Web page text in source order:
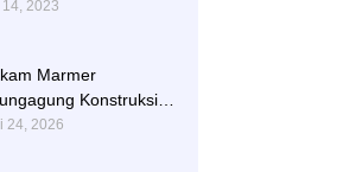
2023
Marmer
Konstruksi
dengan Design
24, 2026